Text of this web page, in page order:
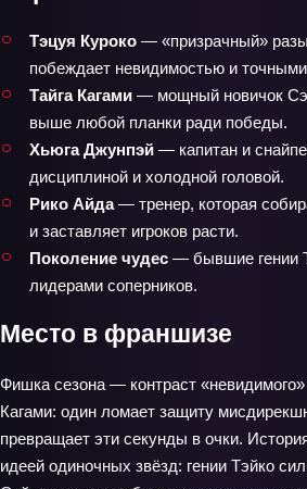
Тэцуя Куроко — «призрачный»
побеждает невидимостью и
Тайга Кагами — мощный новичок
выше любой планки ради победы.
Хьюга Джунпэй — капитан и
дисциплиной и холодной головой.
Рико Айда— тренер, которая
и заставляет игроков расти.
Поколение чудес — бывшие гении
лидерами соперников.
Место в франшизе
Фишка сезона — контраст
Кагами: один ломает защиту
превращает эти секунды в очки.
идеей одиночных звёзд: гении Тэйко